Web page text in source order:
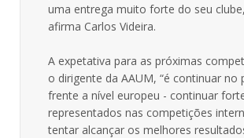
uma entrega muito forte do seu
afirma Carlos Videira.
A expetativa para as próximas
o dirigente da AAUM, “é continuar no
frente a nível europeu - continuar
representados nas competições
tentar alcançar os melhores